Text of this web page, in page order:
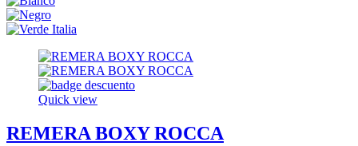
Quick view
REMERA BOXY ROCCA